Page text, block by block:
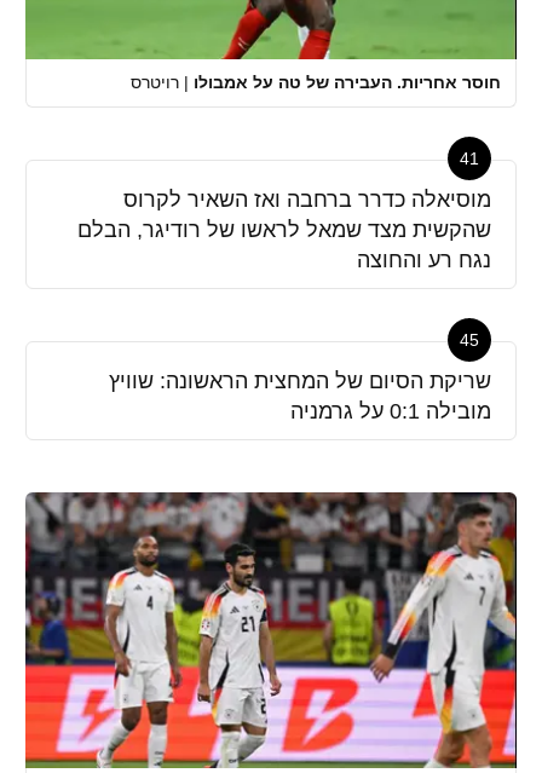
חוסר אחריות. העבירה של טה על אמבולו | רויטרס
41
מוסיאלה כדרר ברחבה ואז השאיר לקרוס
שהקשית מצד שמאל לראשו של רודיגר, הבלם
נגח רע והחוצה
45
שריקת הסיום של המחצית הראשונה: שוויץ
מובילה 0:1 על גרמניה